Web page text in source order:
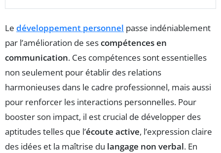
Le développement personnel passe indéniablement
par l’amélioration de sescompétences en
communication. Ces compétences sont essentielles
non seulement pour établir des relations
harmonieuses dans le cadre professionnel, mais aussi
pour renforcer les interactions personnelles. Pour
booster son impact, il est crucial de développer des
aptitudes telles que l’écoute active, l’expression claire
des idées et la maîtrise du langage non verbal. En